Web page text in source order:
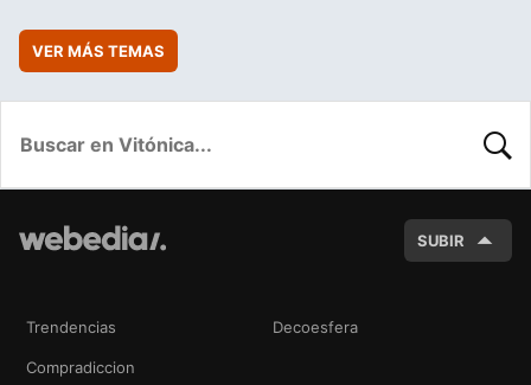
VER MÁS TEMAS
SUBIR
Trendencias Decoesfera
Compradiccion